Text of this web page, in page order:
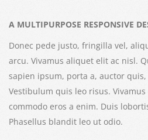
A MULTIPURPOSE RESPONSIVE
Donec pede justo, fringilla vel,
arcu. Vivamus aliquet elit ac nisl.
sapien ipsum, porta a, auctor
Vestibulum quis leo risus.
commodo eros a enim. Duis
Phasellus blandit leo ut odio.